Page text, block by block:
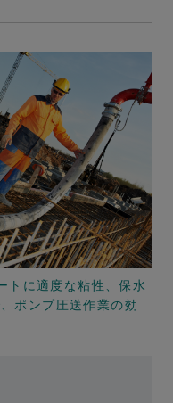
トに適度な粘性、保水
ポンプ圧送作業の効